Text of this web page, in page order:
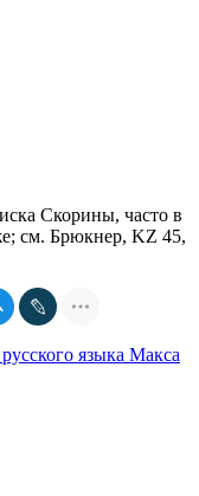
Скорины, часто в
см. Брюкнер, KZ 45,
языка Макса